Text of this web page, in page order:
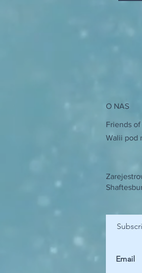
O NAS
Friends
Walii pod